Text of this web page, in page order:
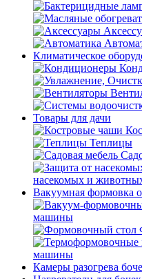
Климатическое
Товары для дачи
Теплицы
насекомых и
Вакуумная формовка
машины
машины
Камеры разогрева